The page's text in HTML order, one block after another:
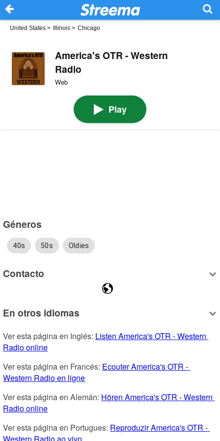
United States > Illinois > Chicago
America's OTR - Western
Radio
Web
Play
Géneros
40s 50s Oldies
Contacto
En otros idiomas
Ver esta página en Inglés: Listen America's OTR - Western
Radio online
Ver esta página en Francés: Ecouter America's OTR -
Western Radio en ligne
Ver esta página en Alemán: Hören America's OTR - Western
Radio online
Ver esta página en Portugues: Reproduzir America's OTR -
Western Radio ao vivo